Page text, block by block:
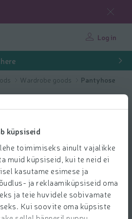
küpsiseid
toimimiseks ainult vajalikke
muid küpsiseid, kui te neid ei
kasutame esimese ja
ja reklaamiküpsiseid oma
ja teie huvidele sobivamate
Kui soovite oma küpsiste
Log in
Wardrobe goods Pantyhose